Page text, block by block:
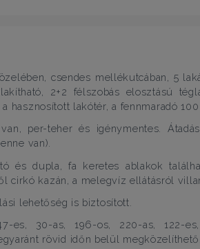
csendes mellékutcában, 5
2+2 félszobás elosztású
hasznosított lakótér, a fennmaradó
per-teher és igénymentes.
van).
és dupla, fa keretes ablakok
cirkó kazán, a melegvíz ellátásról
lehetőség is biztosított.
es, 30-as, 196-os, 220-as, 122-
rövid időn belül megközelíthető.